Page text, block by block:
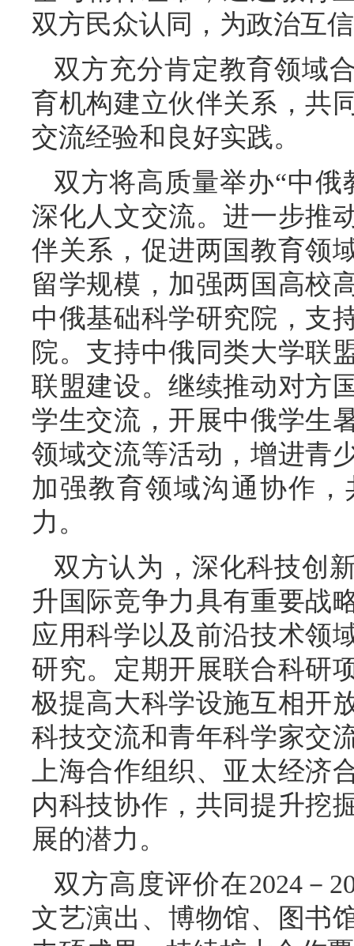
双方民众认同，为政治互
双方充分肯定教育领域
育机构建立伙伴关系，共
交流经验和良好实践。
双方将高质量举办“中
深化人文交流。进一步推
伴关系，促进两国教育领
留学规模，加强两国高校
中俄基础科学研究院，支
院。支持中俄同类大学联
联盟建设。继续推动对方
学生交流，开展中俄学生
领域交流等活动，增进青
加强教育领域沟通协作
力。
双方认为，深化科技创
升国际竞争力具有重要战
应用科学以及前沿技术领
研究。定期开展联合科研
极提高大科学设施互相开
科技交流和青年科学家交
上海合作组织、亚太经济
内科技协作，共同提升挖
展的潜力。
双方高度评价在2024－
文艺演出、博物馆、图书